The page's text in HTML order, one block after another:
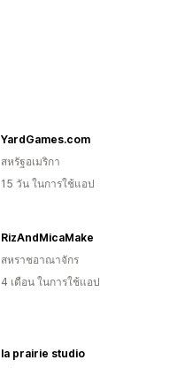
YardGames.com
สหรัฐอเมริกา
15 วัน ในการใช้แอป
RizAndMicaMake
สหราชอาณาจักร
4 เดือน ในการใช้แอป
la prairie studio